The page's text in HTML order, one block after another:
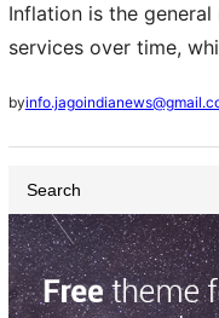
Inflation is the
services over time,
grocery basket…
by